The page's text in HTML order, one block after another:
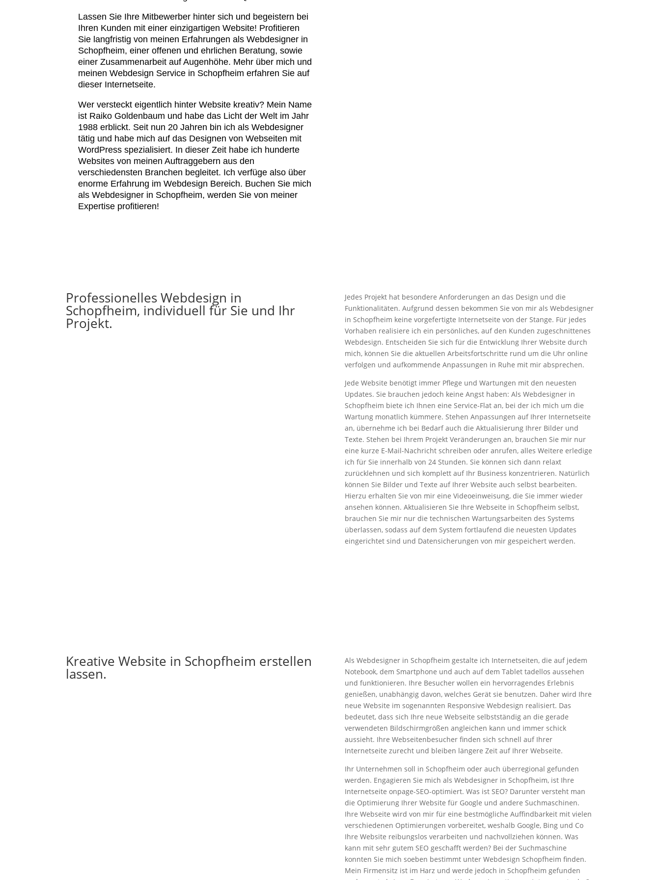
Lassen Sie Ihre Mitbewerber hinter sich und begeistern bei
Ihren Kunden mit einer einzigartigen Website! Profitieren
Sie langfristig von meinen Erfahrungen als Webdesigner in
Schopfheim, einer offenen und ehrlichen Beratung, sowie
einer Zusammenarbeit auf Augenhöhe. Mehr über mich und
meinen Webdesign Service in Schopfheim erfahren Sie auf
dieser Internetseite.
Wer versteckt eigentlich hinter Website kreativ? Mein Name
ist Raiko Goldenbaum und habe das Licht der Welt im Jahr
1988 erblickt. Seit nun 20 Jahren bin ich als Webdesigner
tätig und habe mich auf das Designen von Webseiten mit
WordPress spezialisiert. In dieser Zeit habe ich hunderte
Websites von meinen Auftraggebern aus den
verschiedensten Branchen begleitet. Ich verfüge also über
enorme Erfahrung im Webdesign Bereich. Buchen Sie mich
als Webdesigner in Schopfheim, werden Sie von meiner
Expertise profitieren!
Professionelles Webdesign in
Schopfheim, individuell für Sie und Ihr
Projekt.
Jedes Projekt hat besondere Anforderungen an das Design und die
Funktionalitäten. Aufgrund dessen bekommen Sie von mir als Webdesigner
in Schopfheim keine vorgefertigte Internetseite von der Stange. Für jedes
Vorhaben realisiere ich ein persönliches, auf den Kunden zugeschnittenes
Webdesign. Entscheiden Sie sich für die Entwicklung Ihrer Website durch
mich, können Sie die aktuellen Arbeitsfortschritte rund um die Uhr online
verfolgen und aufkommende Anpassungen in Ruhe mit mir absprechen.
Jede Website benötigt immer Pflege und Wartungen mit den neuesten
Updates. Sie brauchen jedoch keine Angst haben: Als Webdesigner in
Schopfheim biete ich Ihnen eine Service-Flat an, bei der ich mich um die
Wartung monatlich kümmere. Stehen Anpassungen auf Ihrer Internetseite
an, übernehme ich bei Bedarf auch die Aktualisierung Ihrer Bilder und
Texte. Stehen bei Ihrem Projekt Veränderungen an, brauchen Sie mir nur
eine kurze E-Mail-Nachricht schreiben oder anrufen, alles Weitere erledige
ich für Sie innerhalb von 24 Stunden. Sie können sich dann relaxt
zurücklehnen und sich komplett auf Ihr Business konzentrieren. Natürlich
können Sie Bilder und Texte auf Ihrer Website auch selbst bearbeiten.
Hierzu erhalten Sie von mir eine Videoeinweisung, die Sie immer wieder
ansehen können. Aktualisieren Sie Ihre Webseite in Schopfheim selbst,
brauchen Sie mir nur die technischen Wartungsarbeiten des Systems
überlassen, sodass auf dem System fortlaufend die neuesten Updates
eingerichtet sind und Datensicherungen von mir gespeichert werden.
Kreative Website in Schopfheim erstellen
lassen.
Als Webdesigner in Schopfheim gestalte ich Internetseiten, die auf jedem
Notebook, dem Smartphone und auch auf dem Tablet tadellos aussehen
und funktionieren. Ihre Besucher wollen ein hervorragendes Erlebnis
genießen, unabhängig davon, welches Gerät sie benutzen. Daher wird Ihre
neue Website im sogenannten Responsive Webdesign realisiert. Das
bedeutet, dass sich Ihre neue Webseite selbstständig an die gerade
verwendeten Bildschirmgrößen angleichen kann und immer schick
aussieht. Ihre Webseitenbesucher finden sich schnell auf Ihrer
Internetseite zurecht und bleiben längere Zeit auf Ihrer Webseite.
Ihr Unternehmen soll in Schopfheim oder auch überregional gefunden
werden. Engagieren Sie mich als Webdesigner in Schopfheim, ist Ihre
Internetseite onpage-SEO-optimiert. Was ist SEO? Darunter versteht man
die Optimierung Ihrer Website für Google und andere Suchmaschinen.
Ihre Webseite wird von mir für eine bestmögliche Auffindbarkeit mit vielen
verschiedenen Optimierungen vorbereitet, weshalb Google, Bing und Co
Ihre Website reibungslos verarbeiten und nachvollziehen können. Was
kann mit sehr gutem SEO geschafft werden? Bei der Suchmaschine
konnten Sie mich soeben bestimmt unter Webdesign Schopfheim finden.
Mein Firmensitz ist im Harz und werde jedoch in Schopfheim gefunden